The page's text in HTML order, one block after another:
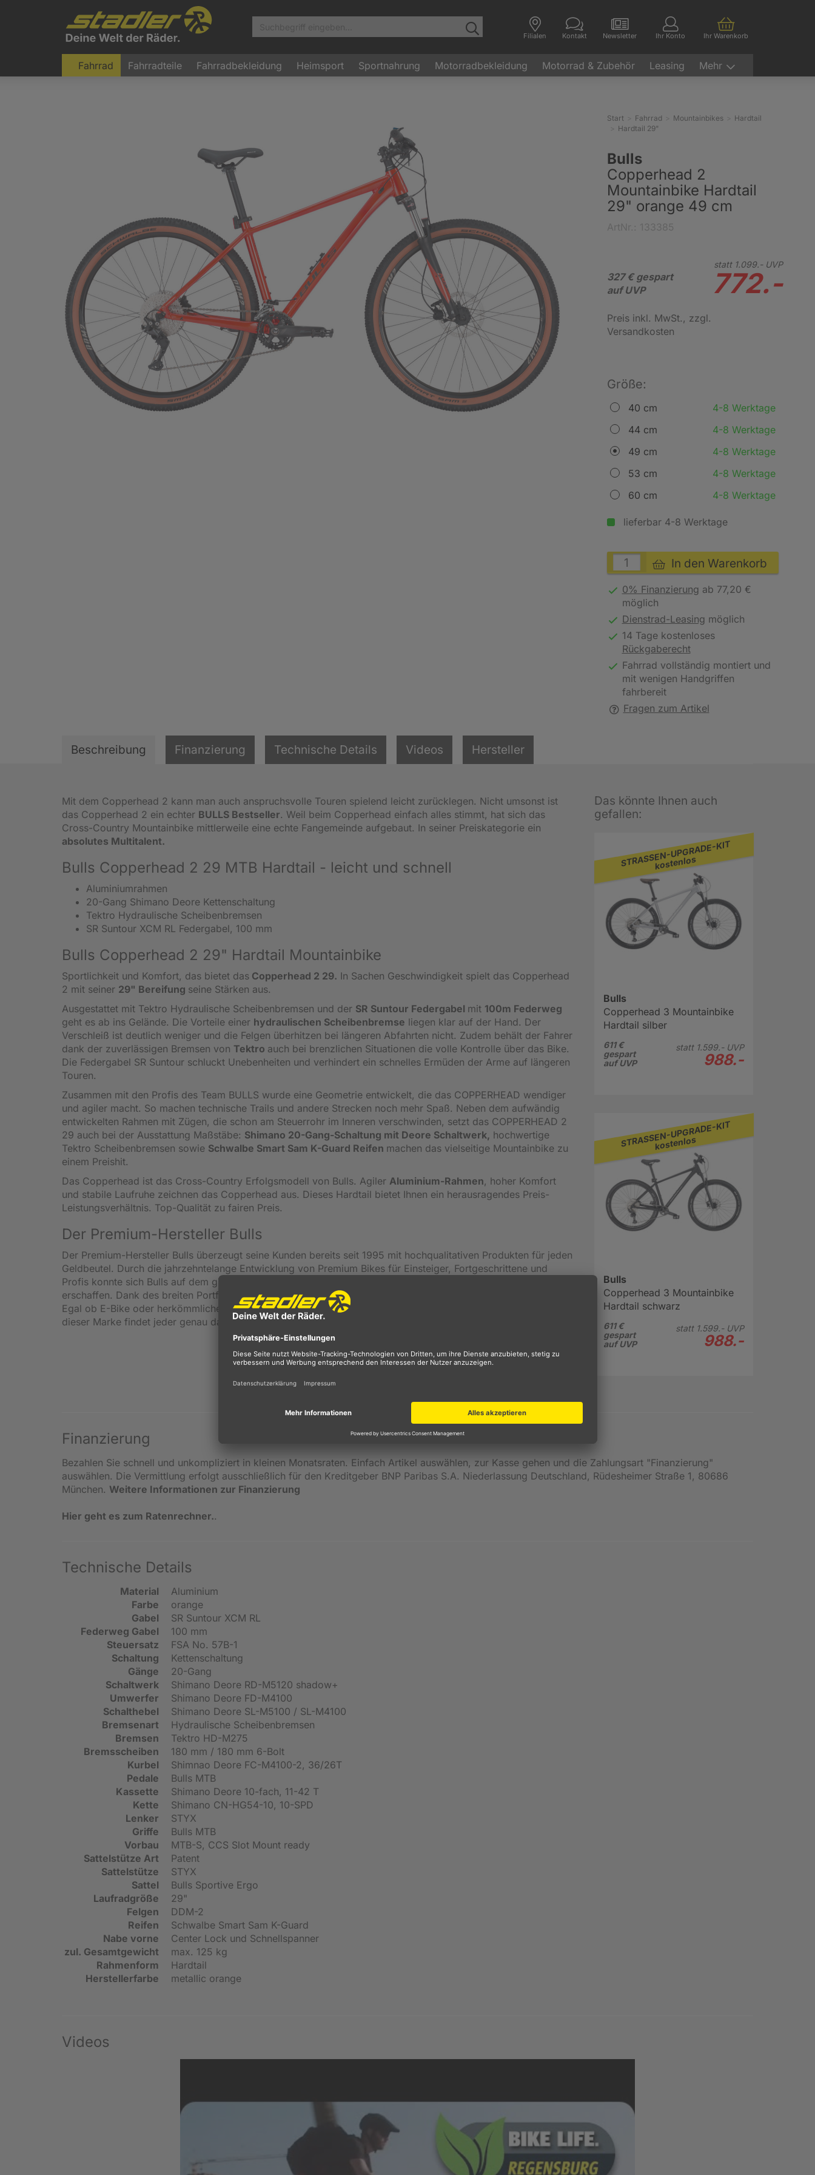
Filialen Kontakt Newsletter Ihr Konto Ihr Warenkorb
Fahrrad Fahrradteile Fahrradbekleidung Heimsport Sportnahrung Motorradbekleidung Motorrad & Zubehör Leasing Mehr
Start Fahrrad Mountainbikes
Hardtail
Hardtail 29"
Bulls
Copperhead 2
Mountainbike Hardtail
29" orange 49 cm
327 € gespart
auf UVP
statt 1.099.-UVP
772.-
Preis inkl. MwSt., zzgl.
Versandkosten
Größe:
40 cm
4-8 Werktage
44 cm
4-8 Werktage
49 cm
4-8 Werktage
53 cm
4-8 Werktage
60 cm
4-8 Werktage
lieferbar 4-8 Werktage
In den Warenkorb
0% Finanzierung ab 77,20 €
möglich
Dienstrad-Leasing möglich
14 Tage kostenloses
Rückgaberecht
Fahrrad vollständig montiert und
mit wenigen Handgriffen
fahrbereit
Fragen zum Artikel
Beschreibung Finanzierung Technische Details Videos Hersteller
Mit dem Copperhead 2 kann man auch anspruchsvolle Touren spielend leicht zurücklegen. Nicht umsonst ist
das Copperhead 2 ein echter BULLS Bestseller. Weil beim Copperhead einfach alles stimmt, hat sich das
Cross-Country Mountainbike mittlerweile eine echte Fangemeinde aufgebaut. In seiner Preiskategorie ein
absolutes Multitalent.
Bulls Copperhead 2 29 MTB Hardtail - leicht und schnell
Aluminiumrahmen
20-Gang Shimano Deore Kettenschaltung
Tektro Hydraulische Scheibenbremsen
SR Suntour XCM RL Federgabel, 100 mm
Bulls Copperhead 2 29" Hardtail Mountainbike
Sportlichkeit und Komfort, das bietet das Copperhead 2 29. In Sachen Geschwindigkeit spielt das Copperhead
2 mit seiner 29" Bereifung seine Stärken aus.
Ausgestattet mit Tektro Hydraulische Scheibenbremsen und der SR Suntour Federgabel mit 100m Federweg
geht es ab ins Gelände. Die Vorteile einer hydraulischen Scheibenbremse liegen klar auf der Hand. Der
Verschleiß ist deutlich weniger und die Felgen überhitzen bei längeren Abfahrten nicht. Zudem behält der Fahrer
dank der zuverlässigen Bremsen von Tektro auch bei brenzlichen Situationen die volle Kontrolle über das Bike.
Die Federgabel SR Suntour schluckt Unebenheiten und verhindert ein schnelles Ermüden der Arme auf längeren
Touren.
Zusammen mit den Profis des Team BULLS wurde eine Geometrie entwickelt, die das COPPERHEAD wendiger
und agiler macht. So machen technische Trails und andere Strecken noch mehr Spaß. Neben dem aufwändig
entwickelten Rahmen mit Zügen, die schon am Steuerrohr im Inneren verschwinden, setzt das COPPERHEAD 2
29 auch bei der Ausstattung Maßstäbe: Shimano 20-Gang-Schaltung mit Deore Schaltwerk, hochwertige
Tektro Scheibenbremsen sowie Schwalbe Smart Sam K-Guard Reifen machen das vielseitige Mountainbike zu
einem Preishit.
Das Copperhead ist das Cross-Country Erfolgsmodell von Bulls. Agiler Aluminium-Rahmen, hoher Komfort
und stabile Laufruhe zeichnen das Copperhead aus. Dieses Hardtail bietet Ihnen ein herausragendes Preis-
Leistungsverhältnis. Top-Qualität zu fairen Preis.
Der Premium-Hersteller Bulls
Der Premium-Hersteller Bulls überzeugt seine Kunden bereits seit 1995 mit hochqualitativen Produkten für jeden
Geldbeutel. Durch die jahrzehntelange Entwicklung von Premium Bikes für Einsteiger, Fortgeschrittene und
Profis konnte sich Bulls auf dem globalen Fahrradmarkt durchsetzen und mehrere, weltweit bekannte Bestseller
erschaffen. Dank des breiten Portfolios bietet der Hersteller für jeden Einsatzbereich das passende Fahrrad.
Egal ob E-Bike oder herkömmlicher Muskelantrieb, Mountainbike, Rennrad, Trekking- oder Cityräder - bei
dieser Marke findet jeder genau das, wonach er sucht.
Das könnte Ihnen auch
gefallen:
STRASSEN-UPGRADE-KIT
kostenlos
Bulls
Copperhead 3 Mountainbike
Hardtail silber
611 €
gespart
auf UVP
statt 1.599.-UVP
988.-
STRASSEN-UPGRADE-KIT
kostenlos
Bulls
Copperhead 3 Mountainbike
Hardtail schwarz
611 €
gespart
auf UVP
statt 1.599.-UVP
988.-
Finanzierung
Bezahlen Sie schnell und unkompliziert in kleinen Monatsraten. Einfach Artikel auswählen, zur Kasse gehen und die Zahlungsart "Finanzierung"
auswählen. Die Vermittlung erfolgt ausschließlich für den Kreditgeber BNP Paribas S.A. Niederlassung Deutschland, Rüdesheimer Straße 1, 80686
München. Weitere Informationen zur Finanzierung
Hier geht es zum Ratenrechner..
Technische Details
Material
Aluminium
Farbe
orange
Gabel
SR Suntour XCM RL
Federweg Gabel
100 mm
Steuersatz
FSA No. 57B-1
Schaltung
Kettenschaltung
Gänge
20-Gang
Schaltwerk
Shimano Deore RD-M5120 shadow+
Umwerfer
Shimano Deore FD-M4100
Schalthebel
Shimano Deore SL-M5100 / SL-M4100
Bremsenart
Hydraulische Scheibenbremsen
Bremsen
Tektro HD-M275
Bremsscheiben
180 mm / 180 mm 6-Bolt
Kurbel
Shimnao Deore FC-M4100-2, 36/26T
Pedale
Bulls MTB
Kassette
Shimano Deore 10-fach, 11-42 T
Kette
Shimano CN-HG54-10, 10-SPD
Lenker
STYX
Griffe
Bulls MTB
Vorbau
MTB-S, CCS Slot Mount ready
Sattelstütze Art
Patent
Sattelstütze
STYX
Sattel
Bulls Sportive Ergo
Laufradgröße
29"
Felgen
DDM-2
Reifen
Schwalbe Smart Sam K-Guard
Nabe vorne
Center Lock und Schnellspanner
zul. Gesamtgewicht
max. 125 kg
Rahmenform
Hardtail
Herstellerfarbe
metallic orange
Videos